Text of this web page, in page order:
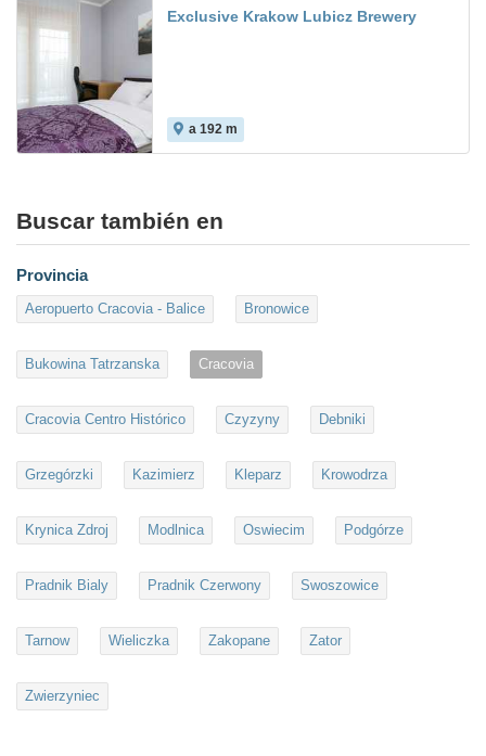
Exclusive Krakow Lubicz Brewery
a 192 m
Buscar también en
Provincia
Aeropuerto Cracovia - Balice Bronowice
Bukowina Tatrzanska Cracovia
Cracovia Centro Histórico Czyzyny Debniki
Grzegórzki Kazimierz Kleparz Krowodrza
Krynica Zdroj Modlnica Oswiecim Podgórze
Pradnik Bialy Pradnik Czerwony Swoszowice
Tarnow Wieliczka Zakopane Zator
Zwierzyniec